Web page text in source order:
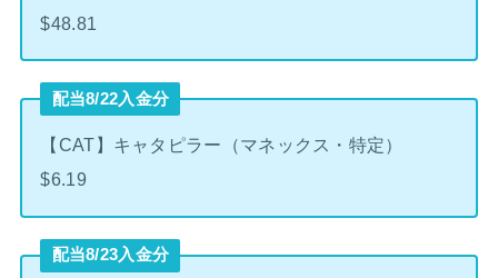
$48.81
配当8/22入金分
【CAT】キャタピラー（マネックス・特定）
$6.19
配当8/23入金分